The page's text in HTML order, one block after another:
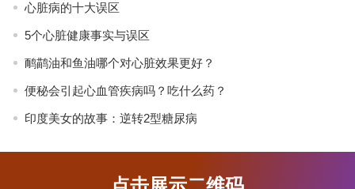
心脏病的十大误区
5个心脏健康事实与误区
鸸鹋油和鱼油哪个对心脏效果更好？
便秘会引起心血管疾病吗？吃什么药？
印度美女的故事：逆转2型糖尿病